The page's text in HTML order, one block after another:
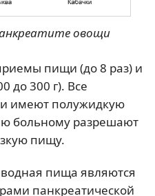
овощи
пищи (до 8 раз) и
до 300 г). Все
имеют полужидкую
больному разрешают
пищу.
пища являются
панкреатической